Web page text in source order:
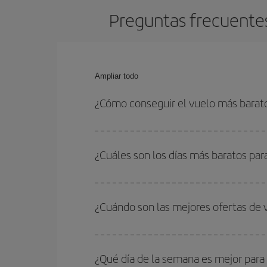
Preguntas
Ampliar todo
¿Cómo conseguir el vuelo más
las fechas y horarios de ida y vuelta.
¿Cuáles son los días más baratos
quieres ir y en qué fechas habías pensado
para que puedas encontrar la mejor oferta.
¿Cuándo son las mejores ofertas
periodos de vacaciones escolares son
¿Qué día de la semana es mejor